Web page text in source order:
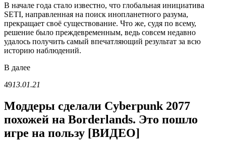
В начале года стало известно, что глобальная инициатива
SETI, направленная на поиск инопланетного разума,
прекращает своё существование. Что же, судя по всему,
решение было преждевременным, ведь совсем недавно
удалось получить самый впечатляющий результат за всю
историю наблюдений.
В далее
4913.01.21
Моддеры сделали Cyberpunk 2077
похожей на Borderlands. Это пошло
игре на пользу [ВИДЕО]